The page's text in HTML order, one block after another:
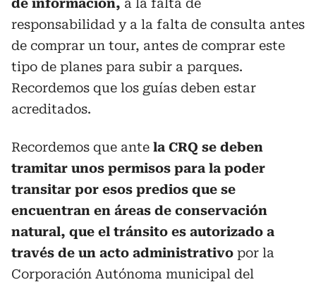
responsabilidad y a la falta de consulta antes
de comprar un tour, antes de comprar este
tipo de planes para subir a parques.
Recordemos que los guías deben estar
acreditados.
Recordemos que ante la CRQ se deben
tramitar unos permisos para la poder
transitar por esos predios que se
encuentran en áreas de conservación
natural, que el tránsito es autorizado a
través de un acto administrativo por la
Corporación Autónoma municipal del